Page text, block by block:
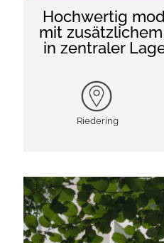
Hochwertig
mit
in zentraler
Riedering